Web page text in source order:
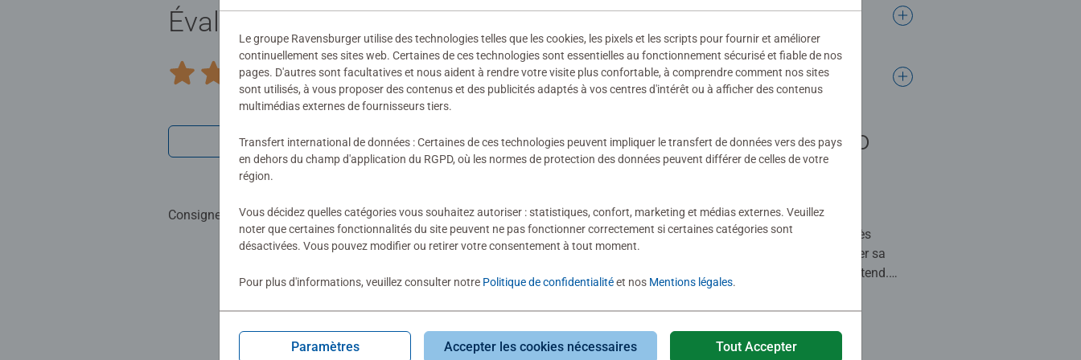
Évaluations (64)
Average rating 4,9 out of 5 stars.
4,9/5
Afficher les évaluations
Consignes d'évaluation
Eloelo
04/12/2024
Jeux enfant culbuto
C'est un jouet qui, à l'heure actuelle, est très
apprécié par mon bébé qui apprend à gérer sa
frustration. Le fait de le faire tourner le détend.
Point bonus : il y a un bouton pour arrêter le son et
jouer uniquement avec la lumière.
0 users marked this review as helpful.
Le groupe Ravensburger utilise des technologies telles que les cookies, les pixels et les scripts pour fournir et améliorer
continuellement ses sites web. Certaines de ces technologies sont essentielles au fonctionnement sécurisé et fiable de nos
pages. D'autres sont facultatives et nous aident à rendre votre visite plus confortable, à comprendre comment nos sites
sont utilisés, à vous proposer des contenus et des publicités adaptés à vos centres d'intérêt ou à afficher des contenus
multimédias externes de fournisseurs tiers.
Transfert international de données : Certaines de ces technologies peuvent impliquer le transfert de données vers des pays
en dehors du champ d'application du RGPD, où les normes de protection des données peuvent différer de celles de votre
région.
Vous décidez quelles catégories vous souhaitez autoriser : statistiques, confort, marketing et médias externes. Veuillez
noter que certaines fonctionnalités du site peuvent ne pas fonctionner correctement si certaines catégories sont
désactivées. Vous pouvez modifier ou retirer votre consentement à tout moment.
Pour plus d'informations, veuillez consulter notre Politique de confidentialitéet nos Mentions légales.
Paramètres Accepter les cookies nécessaires Tout Accepter